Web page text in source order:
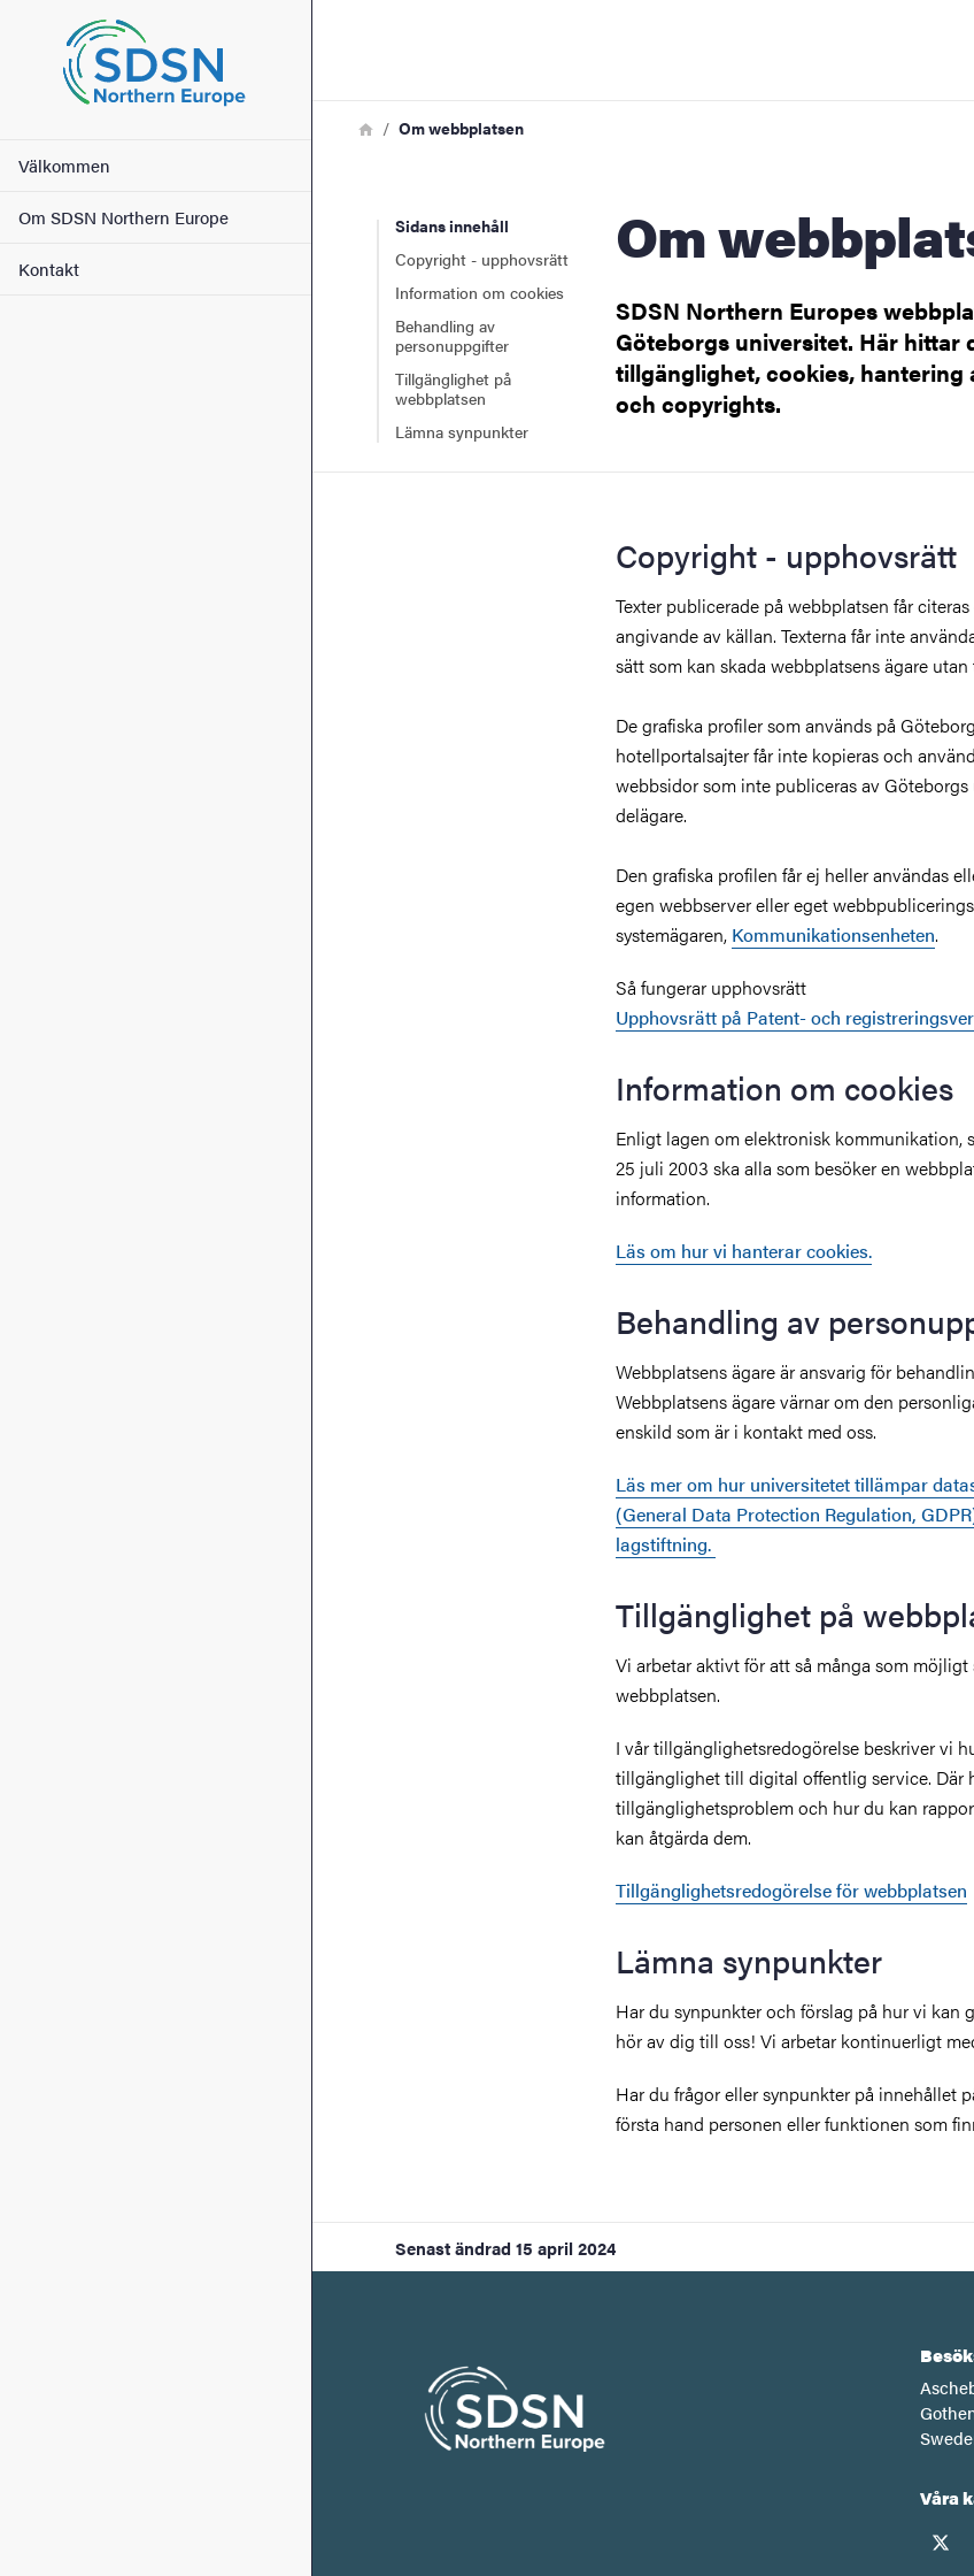
Sidfoten
Kontakt
Huvudmeny
Välkommen
Om SDSN Northern Europe
Kontakt
LänkstigHemOm webbplatsen
Sidans innehåll
Copyright - upphovsrätt
Information om cookies
Behandling av
personuppgifter
Tillgänglighet på
webbplatsen
Lämna synpunkter
Om
SDSN Northern Europes
Göteborgs universitet. Här hittar
tillgänglighet, cookies, hantering
och copyrights.
Copyright - upphovsrätt
Texter publicerade på webbplatsen får
angivande av källan. Texterna får inte
sätt som kan skada webbplatsens ägare
De grafiska profiler som används på
hotellportalsajter får inte kopieras och
webbsidor som inte publiceras av
delägare.
Den grafiska profilen får ej heller användas
egen webbserver eller eget
systemägaren, Kommunikationsenheten.
Så fungerar upphovsrätt
Upphovsrätt på Patent- och
Information om cookies
Enligt lagen om elektronisk kommunikation,
25 juli 2003 ska alla som besöker en
information.
Läs om hur vi hanterar cookies.
Behandling av
Webbplatsens ägare är ansvarig för
Webbplatsens ägare värnar om den
enskild som är i kontakt med oss.
Läs mer om hur universitetet tillämpar
(General Data Protection Regulation,
lagstiftning.
Tillgänglighet på
Vi arbetar aktivt för att så många som
webbplatsen.
I vår tillgänglighetsredogörelse beskriver vi
tillgänglighet till digital offentlig service. Där
tillgänglighetsproblem och hur du kan
kan åtgärda dem.
Tillgänglighetsredogörelse för webbplatsen
Lämna synpunkter
Har du synpunkter och förslag på hur vi kan
hör av dig till oss! Vi arbetar kontinuerligt
Har du frågor eller synpunkter på innehållet
första hand personen eller funktionen som
Senast ändrad 15 april 2024
Våra
twitter